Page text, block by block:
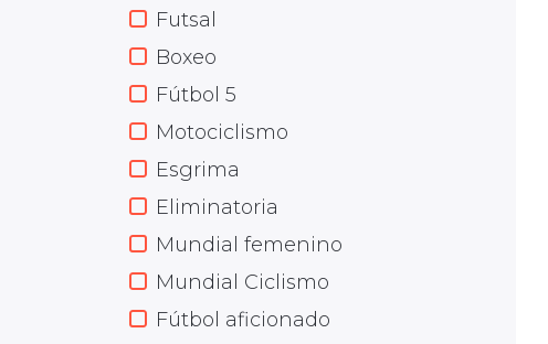
Futsal
Boxeo
Fútbol 5
Motociclismo
Esgrima
Eliminatoria
Mundial femenino
Mundial Ciclismo
Fútbol aficionado